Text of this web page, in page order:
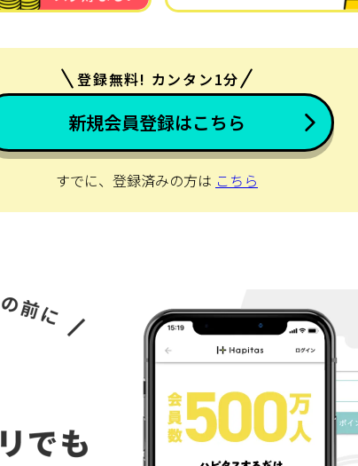
登録無料! カンタン1分
新規会員登録はこちら
すでに、登録済みの方は こちら